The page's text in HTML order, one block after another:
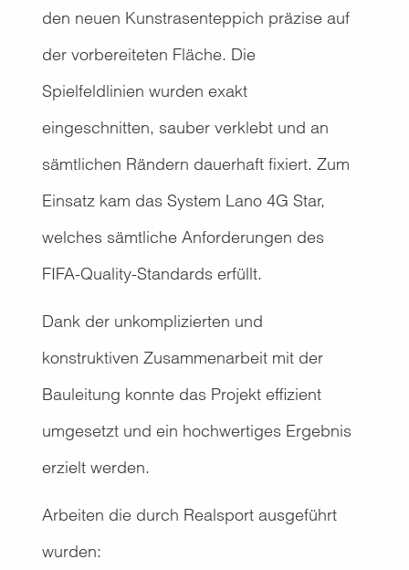
den neuen Kunstrasenteppich präzise auf
der vorbereiteten Fläche. Die
Spielfeldlinien wurden exakt
eingeschnitten, sauber verklebt und an
sämtlichen Rändern dauerhaft fixiert. Zum
Einsatz kam das System Lano 4G Star,
welches sämtliche Anforderungen des
FIFA-Quality-Standards erfüllt.
Dank der unkomplizierten und
konstruktiven Zusammenarbeit mit der
Bauleitung konnte das Projekt effizient
umgesetzt und ein hochwertiges Ergebnis
erzielt werden.
Arbeiten die durch Realsport ausgeführt
wurden: